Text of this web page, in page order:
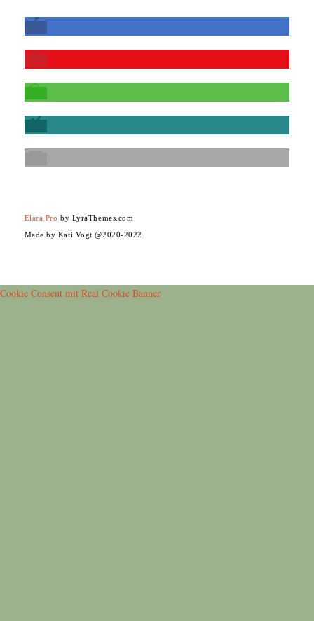
Elara Pro by LyraThemes.com
Made by Kati Vogt @2020-2022
Cookie Consent mit Real Cookie Banner